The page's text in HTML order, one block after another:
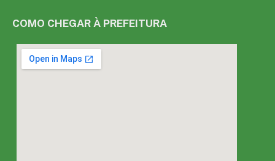
COMO CHEGAR À PREFEITURA